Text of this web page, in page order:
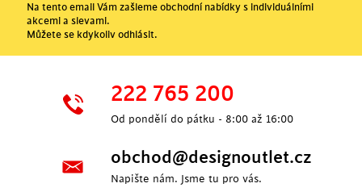
Na tento email Vám zašleme obchodní nabídky s individuálními
akcemi a slevami.
Můžete se kdykoliv odhlásit.
222 765 200
Od pondělí do pátku - 8:00 až 16:00
obchod@designoutlet.cz
Napište nám. Jsme tu pro vás.